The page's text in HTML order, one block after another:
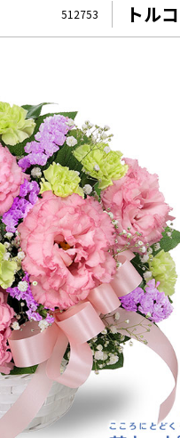
512753 トル